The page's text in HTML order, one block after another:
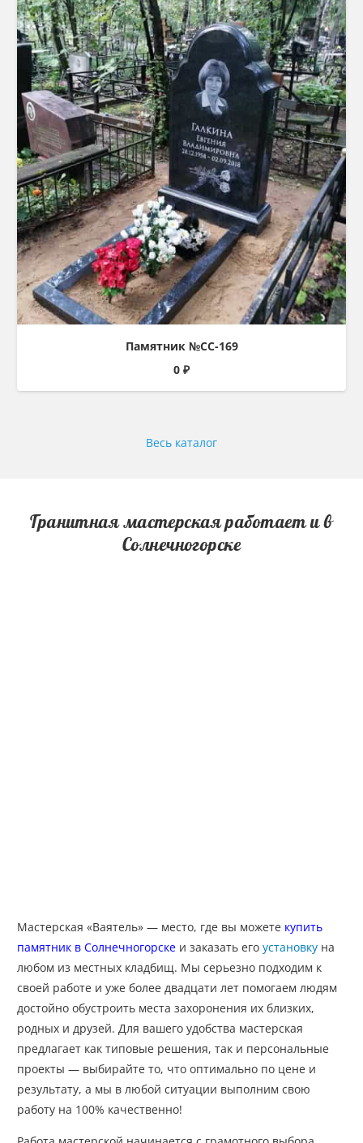
Памятник №СС-169
0 ₽
Весь каталог
Гранитная мастерская работает и в
Солнечногорске
Мастерская «Ваятель» — место, где вы можете купить
памятник в Солнечногорске и заказать его установку на
любом из местных кладбищ. Мы серьезно подходим к
своей работе и уже более двадцати лет помогаем людям
достойно обустроить места захоронения их близких,
родных и друзей. Для вашего удобства мастерская
предлагает как типовые решения, так и персональные
проекты — выбирайте то, что оптимально по цене и
результату, а мы в любой ситуации выполним свою
работу на 100% качественно!